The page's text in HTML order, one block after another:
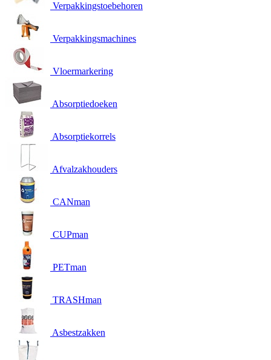
Verpakkingstoebehoren
Verpakkingsmachines
Vloermarkering
Absorptiedoeken
Absorptiekorrels
Afvalzakhouders
CANman
CUPman
PETman
TRASHman
Asbestzakken